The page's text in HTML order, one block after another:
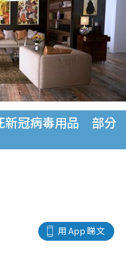
新冠病毒用品 部分
用 App 睇文